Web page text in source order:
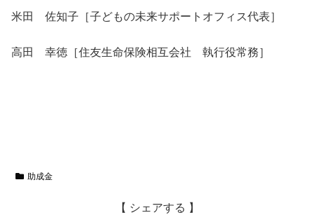
米田 佐知子［子どもの未来サポートオフィス代表］
高田 幸徳［住友生命保険相互会社 執行役常務］
助成金
【 シェアする 】